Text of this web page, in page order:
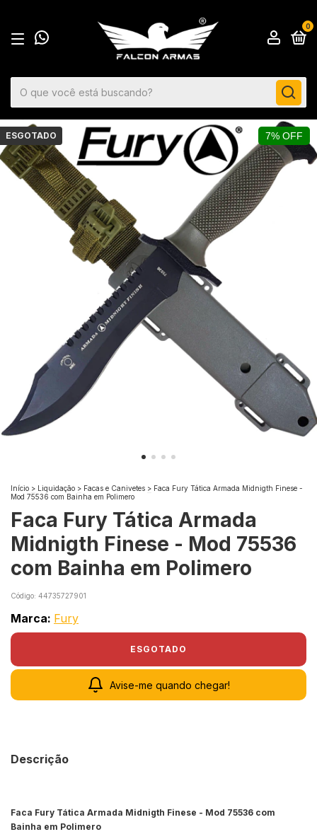
0
ESGOTADO 7% OFF
Início > Liquidação > Facas e Canivetes > Faca Fury Tática Armada Midnigth Finese -
Mod 75536 com Bainha em Polimero
Faca Fury Tática Armada
Midnigth Finese - Mod 75536
com Bainha em Polimero
Código: 44735727901
Marca: Fury
Avise-me quando chegar!
Descrição
Faca Fury Tática Armada Midnigth Finese - Mod 75536 com
Bainha em Polimero